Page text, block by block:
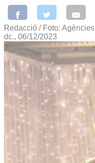
Redacció / Foto: Agències
dc., 06/12/2023